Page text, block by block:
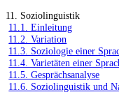
11. Soziolinguistik
11.1. Einleitung
11.2. Variation
11.3. Soziologie einer
11.4. Varietäten einer
11.5. Gesprächsanalyse
11.6. Soziolinguistik und